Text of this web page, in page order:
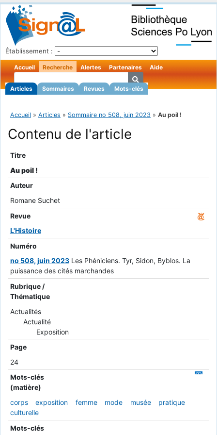
Établissement :
Accueil Recherche
Articles Sommaires Revues Mots-clés
Alertes Partenaires Aide
Accueil » Articles » Sommaire no 508, juin 2023 » Au poil !
Contenu de l'article
Titre
Au poil !
Auteur
Romane Suchet
Revue
L'Histoire
Numéro
no 508, juin 2023 Les Phéniciens. Tyr, Sidon, Byblos. La
puissance des cités marchandes
Rubrique /
Thématique
Actualités
Actualité
Exposition
Page
24
Mots-clés
(matière)
corps
exposition femme mode musée
pratique
culturelle
Mots-clés